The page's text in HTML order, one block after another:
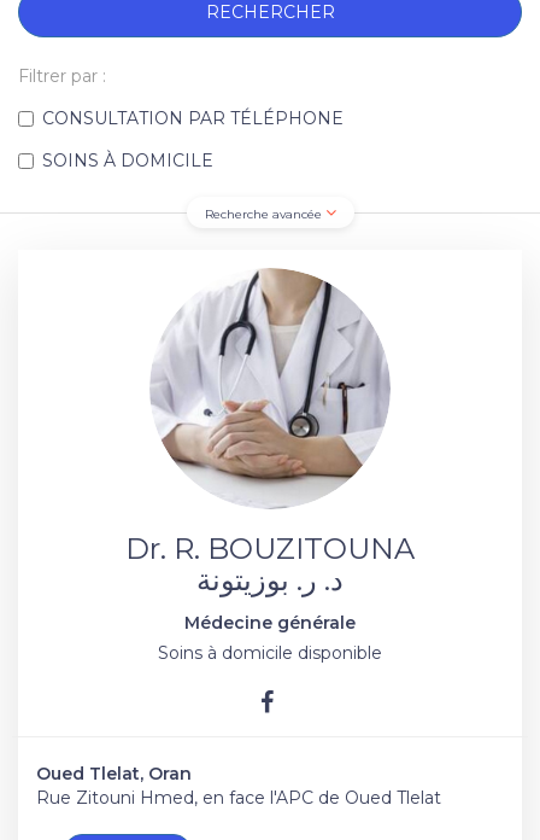
RECHERCHER
Filtrer par :
CONSULTATION PAR TÉLÉPHONE
SOINS À DOMICILE
Recherche avancée
Dr. R. BOUZITOUNA
د. ر. بوزيتونة
Médecine générale
Soins à domicile disponible
Oued Tlelat, Oran
Rue Zitouni Hmed, en face l'APC de Oued Tlelat